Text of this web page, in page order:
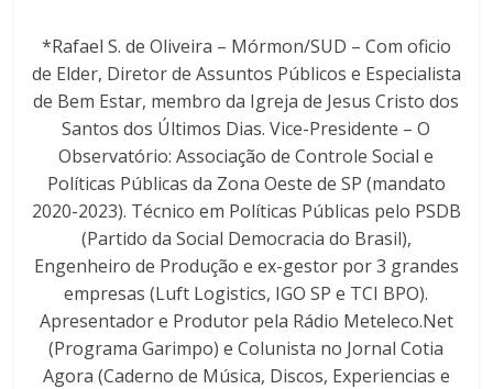
*Rafael S. de Oliveira – Mórmon/SUD – Com oficio
de Elder, Diretor de Assuntos Públicos e Especialista
de Bem Estar, membro da Igreja de Jesus Cristo dos
Santos dos Últimos Dias. Vice-Presidente – O
Observatório: Associação de Controle Social e
Políticas Públicas da Zona Oeste de SP (mandato
2020-2023). Técnico em Políticas Públicas pelo PSDB
(Partido da Social Democracia do Brasil),
Engenheiro de Produção e ex-gestor por 3 grandes
empresas (Luft Logistics, IGO SP e TCI BPO).
Apresentador e Produtor pela Rádio Meteleco.Net
(Programa Garimpo) e Colunista no Jornal Cotia
Agora (Caderno de Música, Discos, Experiencias e